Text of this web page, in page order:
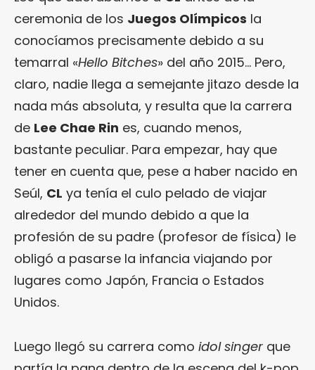
ceremonia de los Juegos Olímpicos la
conocíamos precisamente debido a su
temarral «Hello Bitches» del año 2015… Pero,
claro, nadie llega a semejante jitazo desde la
nada más absoluta, y resulta que la carrera
de Lee Chae Rin es, cuando menos,
bastante peculiar. Para empezar, hay que
tener en cuenta que, pese a haber nacido en
Seúl, CL ya tenía el culo pelado de viajar
alrededor del mundo debido a que la
profesión de su padre (profesor de física) le
obligó a pasarse la infancia viajando por
lugares como Japón, Francia o Estados
Unidos.
Luego llegó su carrera como idol singer que